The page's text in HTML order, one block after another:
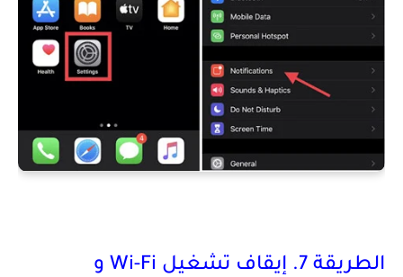
الطريقة 7. إيقاف تشغيل Wi-Fi و